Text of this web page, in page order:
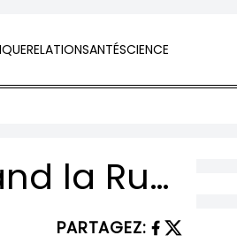
RELATIONSANTÉSCIENCE
BILLET : 30 missiles en une salve — quand la Russie réécrit les règles de la terreur en 2026
PARTAGEZ: